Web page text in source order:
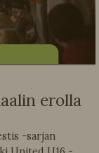
erolla
-sarjan